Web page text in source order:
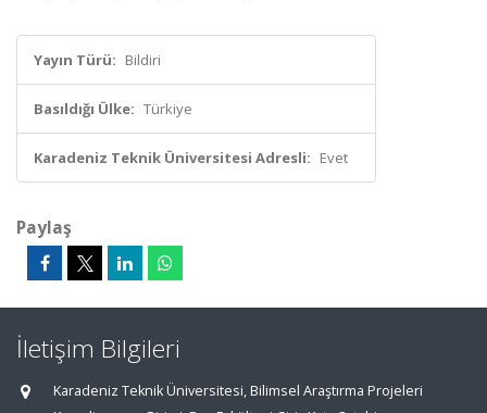
Yayın Türü: Bildiri
Basıldığı Ülke: Türkiye
Karadeniz Teknik Üniversitesi Adresli: Evet
Paylaş
İletişim Bilgileri
Karadeniz Teknik Üniversitesi, Bilimsel Araştırma Projeleri